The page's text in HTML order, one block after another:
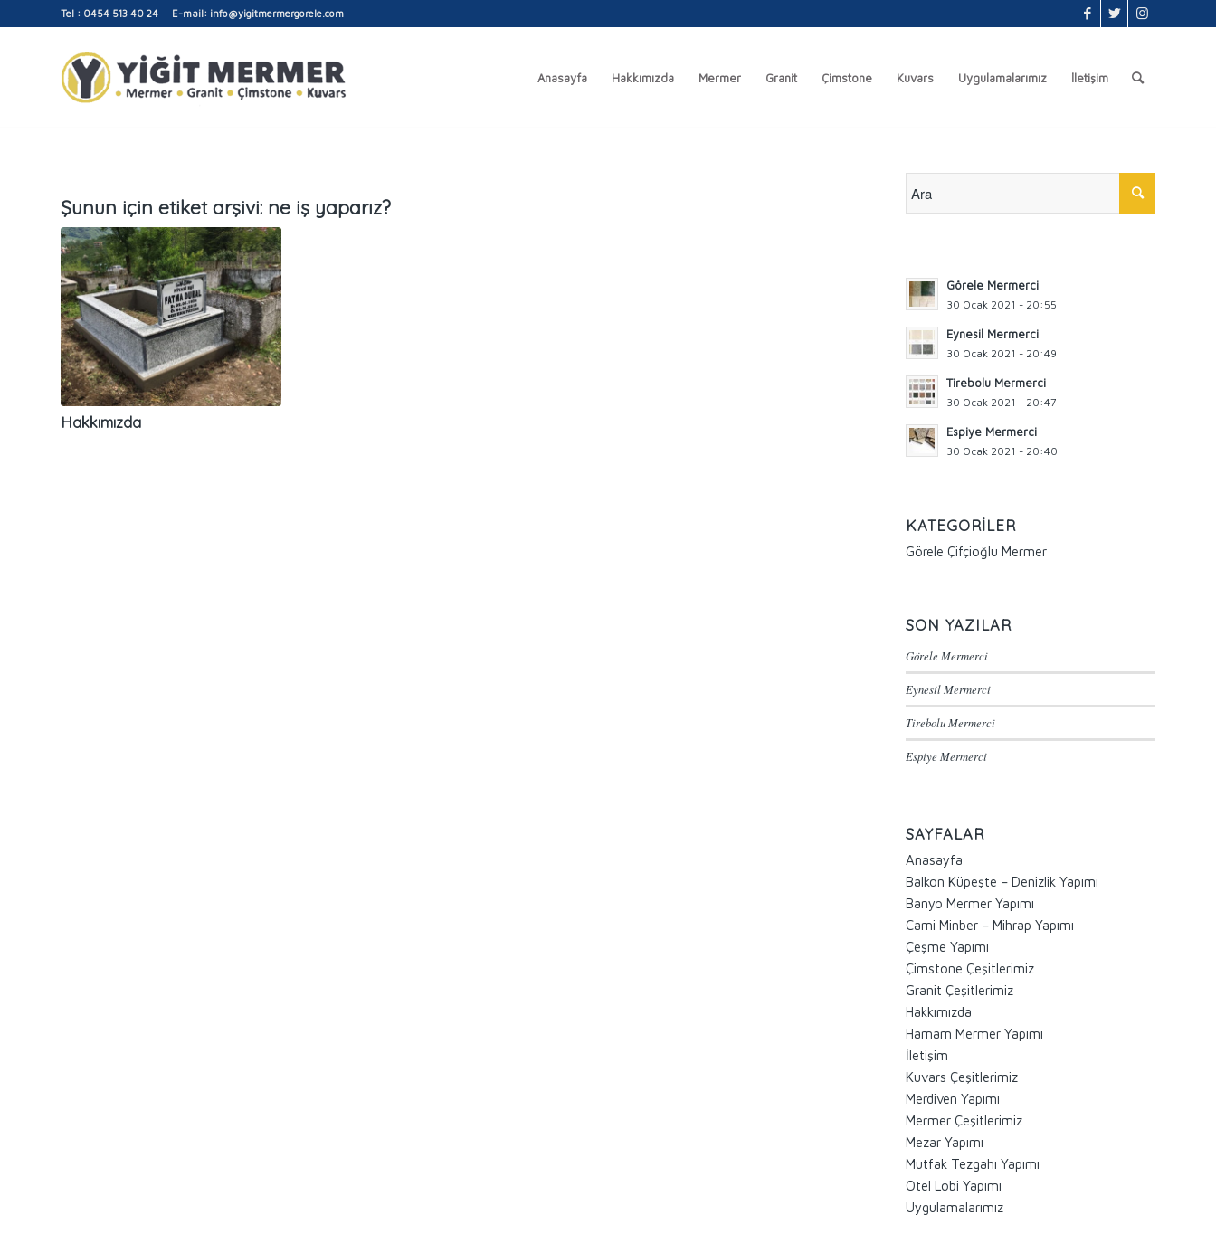
Tel : 0454 513 40 24 E-mail: info@yigitmermergorele.com
Anasayfa Hakkımızda Mermer Granit Çimstone Kuvars Uygulamalarımız İletişim
Şunun için etiket arşivi: ne iş yaparız?
Hakkımızda
Görele Mermerci
30 Ocak 2021 - 20:55
Eynesil Mermerci
30 Ocak 2021 - 20:49
Tirebolu Mermerci
30 Ocak 2021 - 20:47
Espiye Mermerci
30 Ocak 2021 - 20:40
KATEGORILER
Görele Çifçioğlu Mermer
SON YAZILAR
Görele Mermerci
Eynesil Mermerci
Tirebolu Mermerci
Espiye Mermerci
SAYFALAR
Anasayfa
Balkon Küpeşte – Denizlik Yapımı
Banyo Mermer Yapımı
Cami Minber – Mihrap Yapımı
Çeşme Yapımı
Çimstone Çeşitlerimiz
Granit Çeşitlerimiz
Hakkımızda
Hamam Mermer Yapımı
İletişim
Kuvars Çeşitlerimiz
Merdiven Yapımı
Mermer Çeşitlerimiz
Mezar Yapımı
Mutfak Tezgahı Yapımı
Otel Lobi Yapımı
Uygulamalarımız